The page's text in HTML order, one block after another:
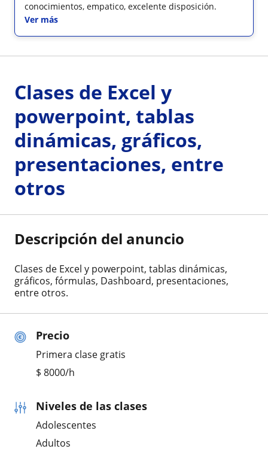
conocimientos, empatico, excelente disposición.
Ver más
Precio
Primera clase gratis
$ 8000/h
Niveles de las clases
Adolescentes
Adultos
Clases de Excel y
powerpoint, tablas
dinámicas, gráficos,
presentaciones, entre
otros
Descripción del anuncio
Clases de Excel y powerpoint, tablas dinámicas,
gráficos, fórmulas, Dashboard, presentaciones,
entre otros.